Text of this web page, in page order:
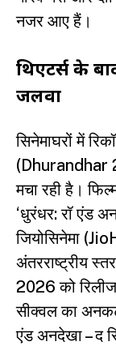
नजर आए हैं।
थिएटर्स के
जलवा
सिनेमाघरों में
(Dhurandhar
मचा रही है।
‘धुरंधर: रॉ एंड
जियोसिनेमा
अंतरराष्ट्रीय
2026 को रिलीज
सीक्वल का
एंड अनदेखा – द